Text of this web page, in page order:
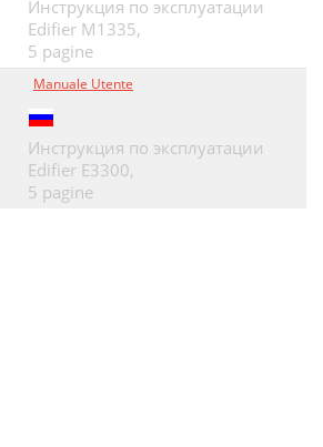
Инструкция по эксплуатации
Edifier M1335,
5 pagine
Manuale Utente
Инструкция по эксплуатации
Edifier E3300,
5 pagine